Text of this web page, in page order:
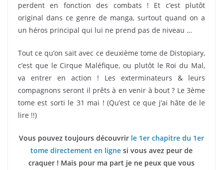
perdent en fonction des combats ! Et c’est plutôt
original dans ce genre de manga, surtout quand on a
un héros principal qui lui ne prend pas de niveau …
Tout ce qu’on sait avec ce deuxième tome de Distopiary,
c’est que le Cirque Maléfique, ou plutôt le Roi du Mal,
va entrer en action ! Les exterminateurs & leurs
compagnons seront il prêts à en venir à bout ? Le 3ème
tome est sorti le 31 mai ! (Qu’est ce que j’ai hâte de le
lire !!)
Vous pouvez toujours découvrir le 1er chapitre du 1er
tome directement en ligne si vous avez peur de
craquer ! Mais pour ma part je ne peux que vous